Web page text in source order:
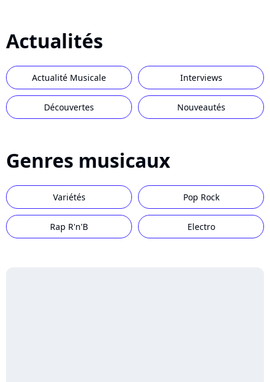
Actualités
Actualité Musicale Interviews
Découvertes Nouveautés
Genres musicaux
Variétés Pop Rock
Rap R'n'B Electro